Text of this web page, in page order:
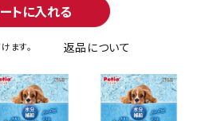
トに入れる
ます。 返品について